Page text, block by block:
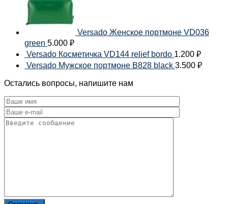
Versado Женское портмоне VD036
green 5.000 ₽
Versado Косметичка VD144 relief bordo 1.200 ₽
Versado Мужское портмоне B828 black 3.500 ₽
Остались вопросы, напишите нам